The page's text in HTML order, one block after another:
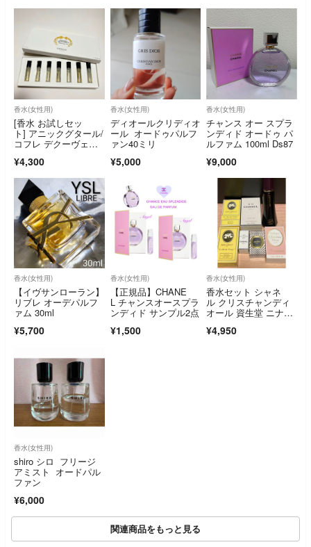
香水(女性用)
[香水 お試しセッ
ト] アニックグタール/
コフレ デクーヴェル
¥4,300
香水(女性用)
ディオールクリディオ
ール オードゥパルフ
ァン40ミリ
¥5,000
香水(女性用)
チャンス オー スプラ
ンディド オードゥ パ
ルファム 100ml Ds87
¥9,000
香水(女性用)
【イヴサンローラン】
リブレ オーデパルフ
ァム 30ml
¥5,700
香水(女性用)
【正規品】CHANE
L チャンスオースプラ
ンディド サンプル2点
¥1,500
香水(女性用)
香水セット シャネ
ル クリスチャンディ
オール 資生堂 ニナリ
¥4,950
香水(女性用)
shiro シロ フリージ
アミスト オードパル
ファン
¥6,000
関連商品をもっと見る